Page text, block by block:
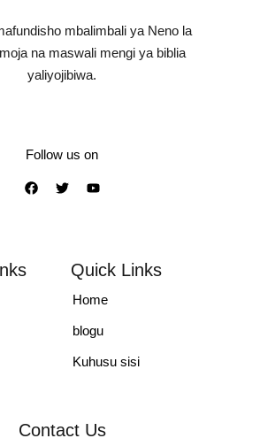
mbalimbali ya Neno la
na maswali mengi ya biblia
yaliyojibiwa.
Follow us on
Quick Links
Home
blogu
Kuhusu sisi
Contact Us